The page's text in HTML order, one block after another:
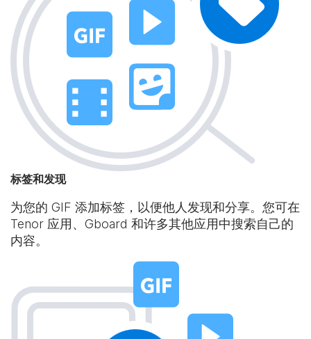
标签和发现
为您的 GIF 添加标签，以便他人发现和分享。您可在
Tenor 应用、Gboard 和许多其他应用中搜索自己的
内容。